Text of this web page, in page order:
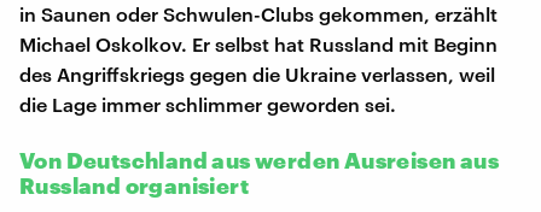
in Saunen oder Schwulen-Clubs gekommen, erzählt
Michael Oskolkov. Er selbst hat Russland mit Beginn
des Angriffskriegs gegen die Ukraine verlassen, weil
die Lage immer schlimmer geworden sei.
Von Deutschland aus werden Ausreisen aus
Russland organisiert